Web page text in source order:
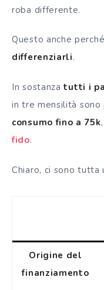
roba differente.
Questo anche
differenziarli.
In sostanza tutti i
in tre mensilità sono
consumo fino a 75k
fido.
Chiaro, ci sono tutta
Origine del
finanziamento